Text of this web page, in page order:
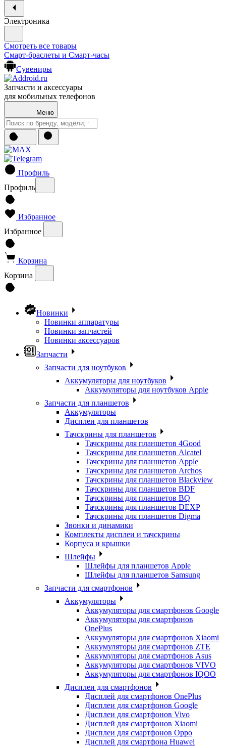
Электроника
Смотреть все товары
Смарт-браслеты и Смарт-часы
Сувениры
Запчасти и аксессуары
для мобильных телефонов
Меню
Профиль
Профиль
Избранное
Избранное
Корзина
Корзина
Новинки
Новинки аппаратуры
Новинки запчастей
Новинки аксессуаров
Запчасти
Запчасти для ноутбуков
Аккумуляторы для ноутбуков
Аккумуляторы для ноутбуков Apple
Запчасти для планшетов
Аккумуляторы
Дисплеи для планшетов
Тачскрины для планшетов
Тачскрины для планшетов 4Good
Тачскрины для планшетов Alcatel
Тачскрины для планшетов Apple
Тачскрины для планшетов Archos
Тачскрины для планшетов Blackview
Тачскрины для планшетов BDF
Тачскрины для планшетов BQ
Тачскрины для планшетов DEXP
Тачскрины для планшетов Digma
Звонки и динамики
Комплекты дисплеи и тачскрины
Корпуса и крышки
Шлейфы
Шлейфы для планшетов Apple
Шлейфы для планшетов Samsung
Запчасти для смартфонов
Аккумуляторы
Аккумуляторы для смартфонов Google
Аккумуляторы для смартфонов
OnePlus
Аккумуляторы для смартфонов Xiaomi
Аккумуляторы для смартфонов ZTE
Аккумуляторы для cмартфонов Asus
Аккумуляторы для смартфонов VIVO
Аккумуляторы для смартфонов IQOO
Дисплеи для смартфонов
Дисплей для смартфонов OnePlus
Дисплеи для смартфонов Google
Дисплеи для смартфонов Vivo
Дисплей для смартфонов Xiaomi
Дисплеи для смартфонов Oppo
Дисплей для смартфона Huawei